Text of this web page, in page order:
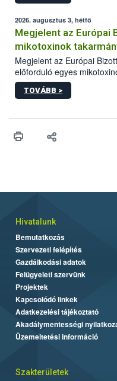
2026. augusztus 3, hétfő
Megjelent az Európai
mikotoxinok
Megjelent az Európai
előforduló egyes
2027-től új irányértékek
hatályos uniós ajánlások
TOVÁBB >
Hivatalunk
Bemutatkozás
Szervezeti felépítés
Gazdálkodási adatok
Felügyeleti szervünk
Projektek
Kapcsolódó linkek
Adatkezelési tájékoztató
Akadálymentességi
Üzemeltetési információ
Szakterületek